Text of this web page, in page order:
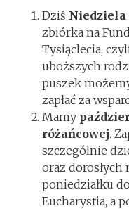
Dziś Niedziela
zbiórka na
Tysiąclecia,
uboższych
puszek
zapłać za
Mamy
różańcowej.
szczególnie
oraz dorosłych
poniedziałku
Eucharystia, a